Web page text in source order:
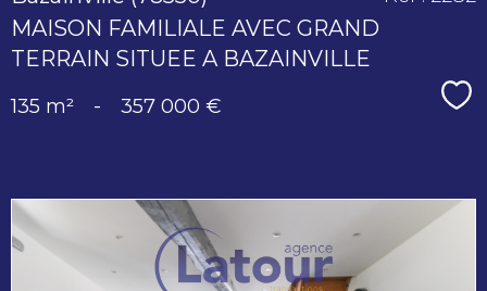
MAISON FAMILIALE AVEC GRAND
TERRAIN SITUEE A BAZAINVILLE
135 m² - 357 000 €